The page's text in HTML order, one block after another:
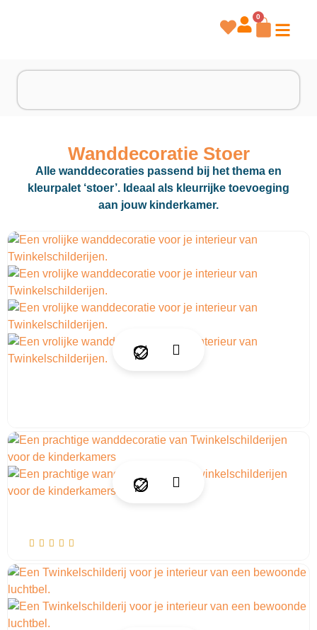
0
Wanddecoratie Stoer
Alle wanddecoraties passend bij het thema en
kleurpalet ‘stoer’. Ideaal als kleurrijke toevoeging
aan jouw kinderkamer.